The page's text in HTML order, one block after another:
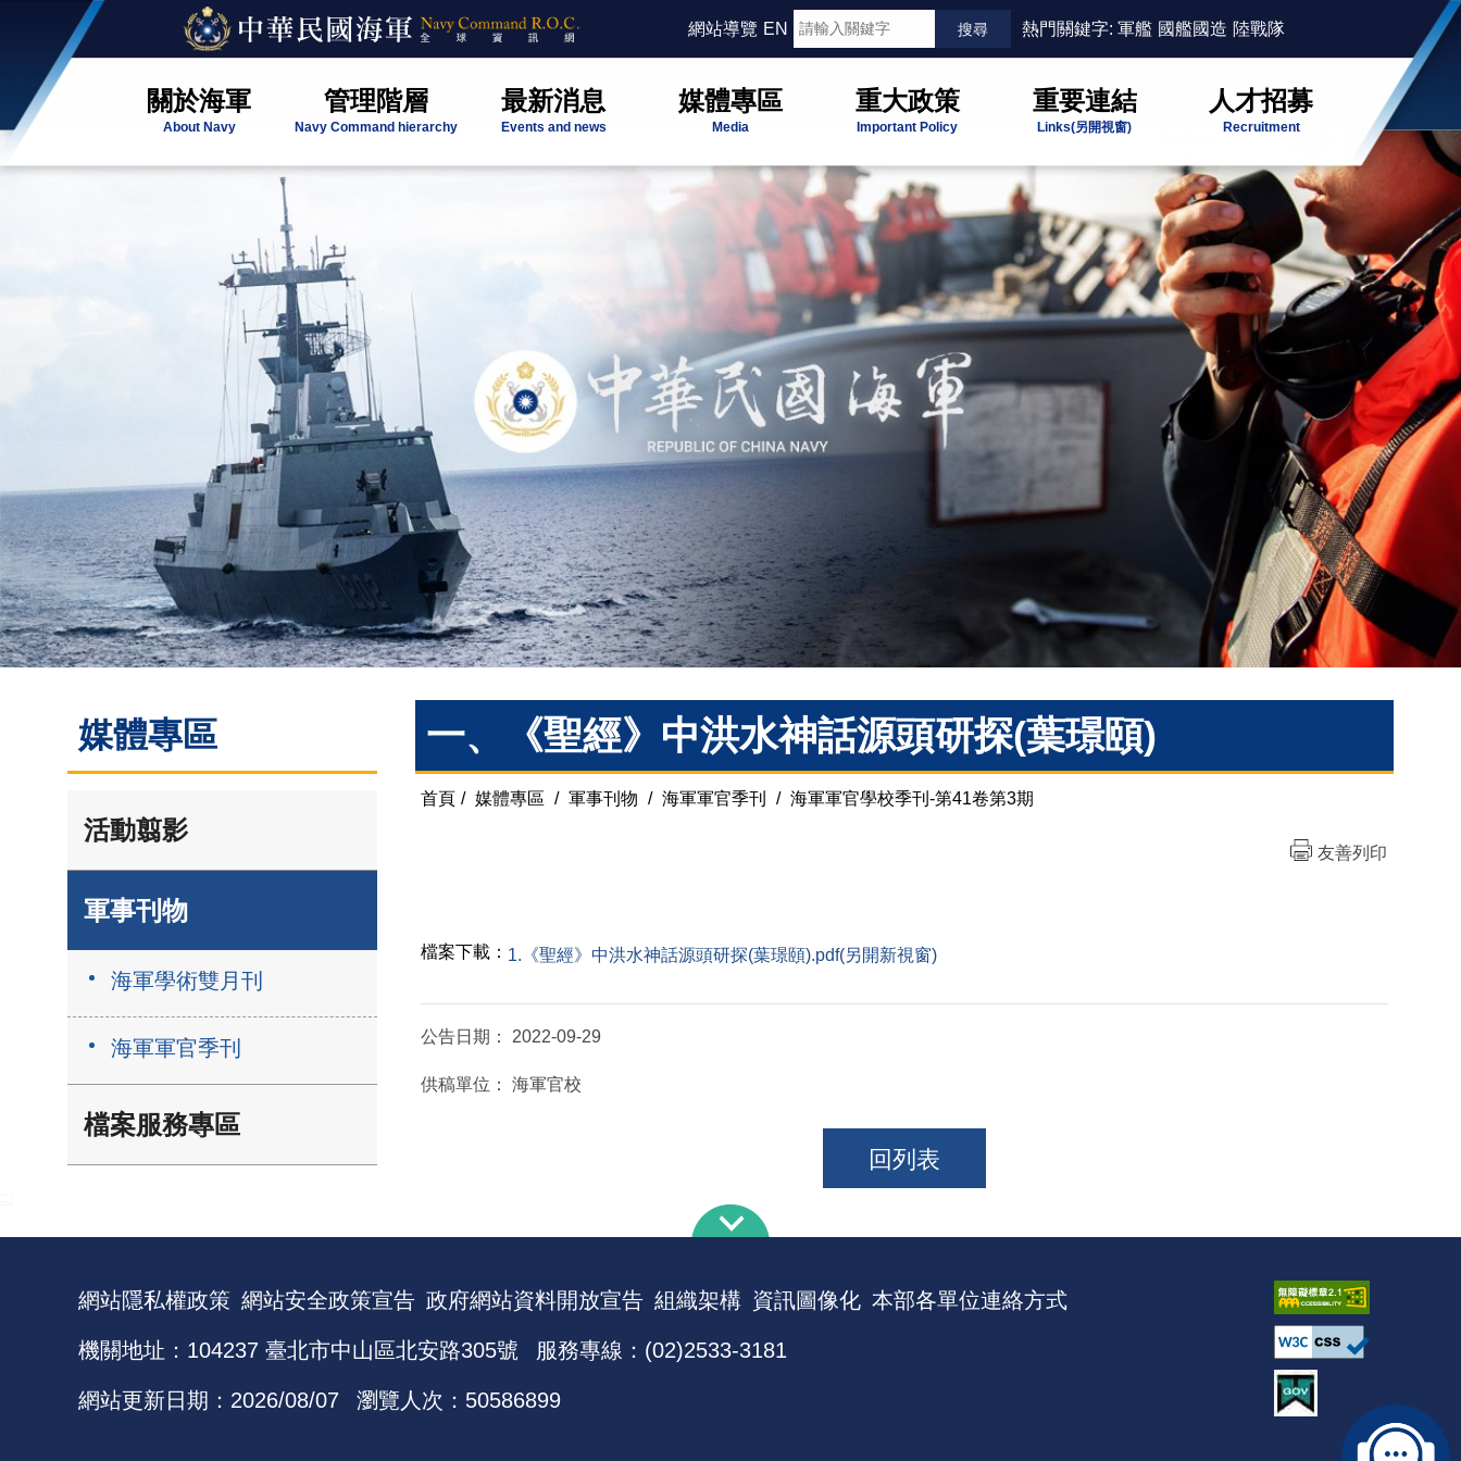
網站導覽 EN 熱門關鍵字: 軍艦 國艦國造 陸戰隊
關於海軍
About Navy
管理階層
Navy Command hierarchy
最新消息
Events and news
媒體專區
Media
重大政策
Important Policy
重要連結
Links(另開視窗)
人才招募
Recruitment
媒體專區
活動翦影
軍事刊物
海軍學術雙月刊
海軍軍官季刊
檔案服務專區
一、《聖經》中洪水神話源頭研探(葉璟頤)
首頁 / 媒體專區 / 軍事刊物 / 海軍軍官季刊 / 海軍軍官學校季刊-第41卷第3期
友善列印
檔案下載： 1.《聖經》中洪水神話源頭研探(葉璟頤).pdf(另開新視窗)
公告日期： 2022-09-29
供稿單位： 海軍官校
回列表
網站隱私權政策 網站安全政策宣告 政府網站資料開放宣告 組織架構 資訊圖像化 本部各單位連絡方式
機關地址：104237 臺北市中山區北安路305號 服務專線：(02)2533-3181
網站更新日期： 2026/08/07 瀏覽人次： 50586899